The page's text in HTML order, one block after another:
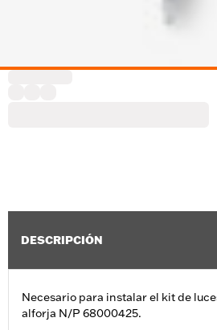
DESCRIPCIÓN
Necesario para instalar el kit de
alforja N/P 68000425.